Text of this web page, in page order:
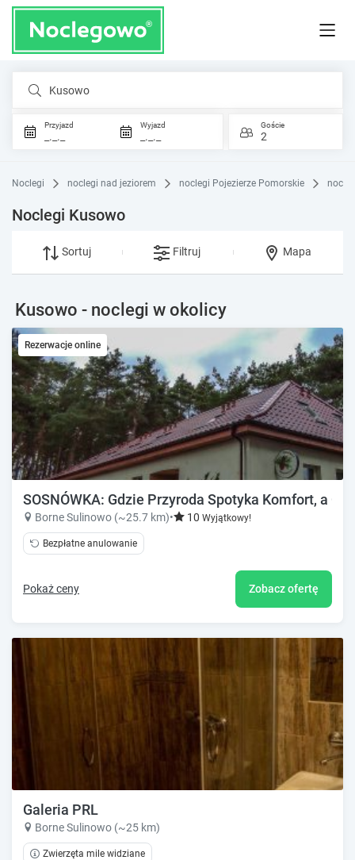
Kusowo
Przyjazd
_._._
Wyjazd
_._._
Goście
2
Noclegi noclegi nad jeziorem noclegi Pojezierze Pomorskie
Noclegi Kusowo
Sortuj Filtruj Mapa
Kusowo - noclegi w okolicy
Rezerwacje online
SOSNÓWKA: Gdzie Przyroda Spotyka Komfort, a
Borne Sulinowo (~25.7 km)• 10 Wyjątkowy!
Bezpłatne anulowanie
Pokaż ceny Zobacz ofertę
Galeria PRL
Borne Sulinowo (~25 km)
Zwierzęta mile widziane